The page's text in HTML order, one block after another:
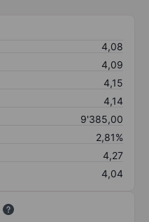
4,08
4,09
4,15
4,14
9'385,00
2,81%
4,27
4,04